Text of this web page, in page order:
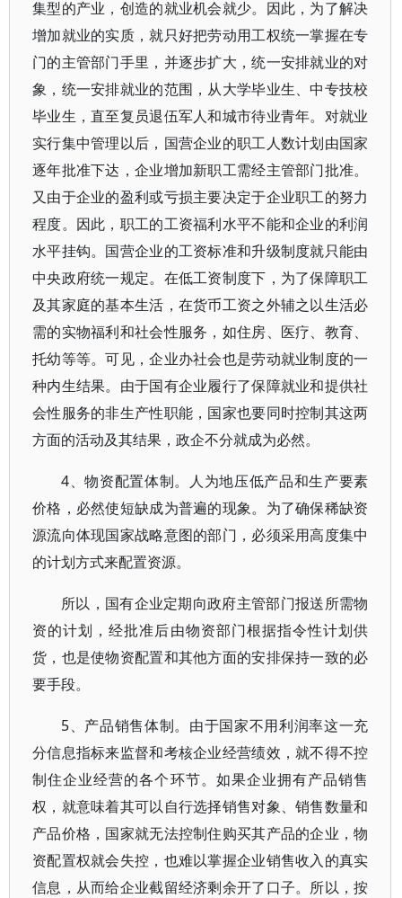
集型的产业，创造的就业机会就少。因此，为了解决
增加就业的实质，就只好把劳动用工权统一掌握在专
门的主管部门手里，并逐步扩大，统一安排就业的对
象，统一安排就业的范围，从大学毕业生、中专技校
毕业生，直至复员退伍军人和城市待业青年。对就业
实行集中管理以后，国营企业的职工人数计划由国家
逐年批准下达，企业增加新职工需经主管部门批准。
又由于企业的盈利或亏损主要决定于企业职工的努力
程度。因此，职工的工资福利水平不能和企业的利润
水平挂钩。国营企业的工资标准和升级制度就只能由
中央政府统一规定。在低工资制度下，为了保障职工
及其家庭的基本生活，在货币工资之外辅之以生活必
需的实物福利和社会性服务，如住房、医疗、教育、
托幼等等。可见，企业办社会也是劳动就业制度的一
种内生结果。由于国有企业履行了保障就业和提供社
会性服务的非生产性职能，国家也要同时控制其这两
方面的活动及其结果，政企不分就成为必然。
4、物资配置体制。人为地压低产品和生产要素
价格，必然使短缺成为普遍的现象。为了确保稀缺资
源流向体现国家战略意图的部门，必须采用高度集中
的计划方式来配置资源。
所以，国有企业定期向政府主管部门报送所需物
资的计划，经批准后由物资部门根据指令性计划供
货，也是使物资配置和其他方面的安排保持一致的必
要手段。
5、产品销售体制。由于国家不用利润率这一充
分信息指标来监督和考核企业经营绩效，就不得不控
制住企业经营的各个环节。如果企业拥有产品销售
权，就意味着其可以自行选择销售对象、销售数量和
产品价格，国家就无法控制住购买其产品的企业，物
资配置权就会失控，也难以掌握企业销售收入的真实
信息，从而给企业截留经济剩余开了口子。所以，按